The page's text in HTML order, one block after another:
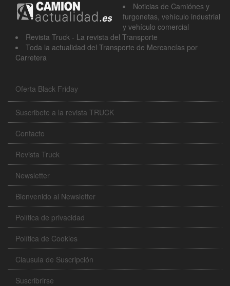
Noticias de Camiónes y
furgonetas, vehículo industrial
y vehículo comercial
Revista Truck - La revista del Transporte
Toda la actualidad del Transporte de Mercancías por
Carretera
Oferta Black Friday
Suscribete a la revista TRUCK
Contacto
Revista Truck
Newsletter
Bienvenido al Newsletter
Política de privacidad
Política de Cookies
Clausula de Suscripción
Suscribrirse